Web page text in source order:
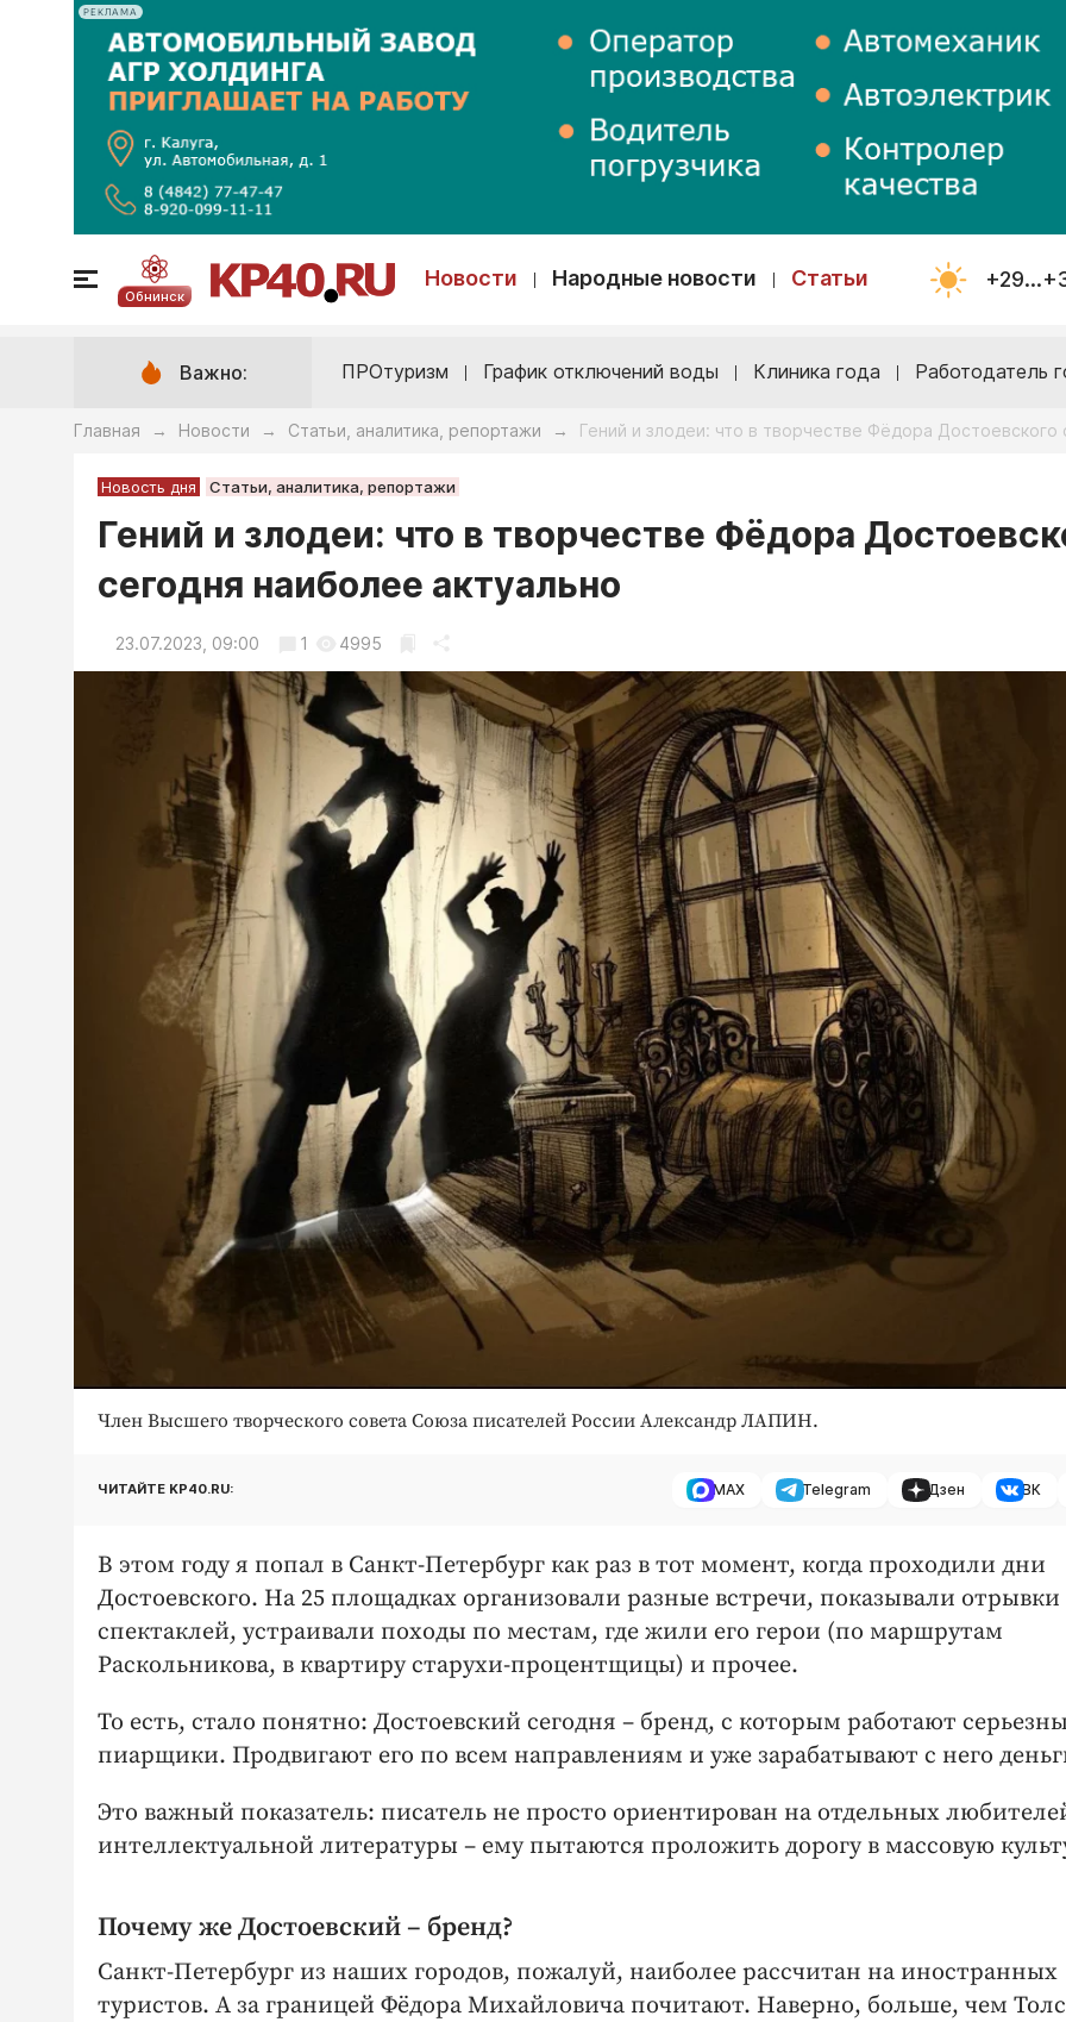
РЕКЛАМА
Обнинск
Новости Народные новости Статьи
Важно: ПРОтуризм График отключений воды Клиника года Работодатель
Главная → Новости → Статьи, аналитика, репортажи → Гений и злодеи: что в творчестве Фёдора Достоевского
Новость дня Статьи, аналитика, репортажи
Гений и злодеи: что в творчестве Фёдора
сегодня наиболее актуально
23.07.2023, 09:00 1 4995
Член Высшего творческого совета Союза писателей России Александр ЛАПИН.
ЧИТАЙТЕ KP40.RU: MAX Telegram Дзен ВК
В этом году я попал в Санкт-Петербург как раз в тот момент, когда проходили дни
Достоевского. На 25 площадках организовали разные встречи, показывали отрывки
спектаклей, устраивали походы по местам, где жили его герои (по маршрутам
Раскольникова, в квартиру старухи-процентщицы) и прочее.
То есть, стало понятно: Достоевский сегодня – бренд, с которым работают
пиарщики. Продвигают его по всем направлениям и уже зарабатывают с него
Это важный показатель: писатель не просто ориентирован на отдельных
интеллектуальной литературы – ему пытаются проложить дорогу в массовую
Почему же Достоевский – бренд?
Санкт-Петербург из наших городов, пожалуй, наиболее рассчитан на иностранных
туристов. А за границей Фёдора Михайловича почитают. Наверно, больше, чем